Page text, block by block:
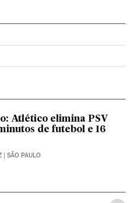
Twitter
en Facebook
Atlético elimina PSV
de futebol e 16
| SÃO PAULO